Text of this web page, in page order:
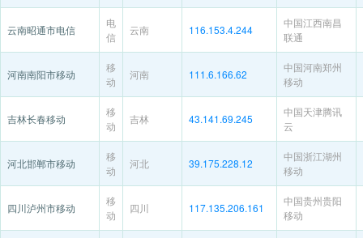
云南昭通市电信
电
信
云南 116.153.4.244
中国江西南昌
联通
河南南阳市移动
移
动
河南 111.6.166.62
中国河南郑州
移动
吉林长春移动
移
动
吉林 43.141.69.245
中国天津腾讯
云
河北邯郸市移动
移
动
河北 39.175.228.12
中国浙江湖州
移动
四川泸州市移动
移
动
四川 117.135.206.161
中国贵州贵阳
移动